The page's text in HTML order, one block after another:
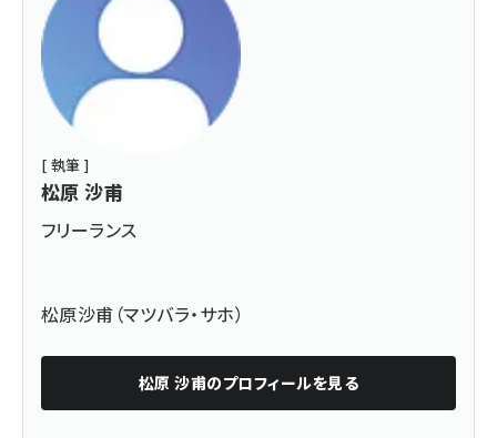
[ 執筆 ]
松原 沙甫
フリーランス
松原沙甫（マツバラ・サホ）
松原 沙甫のプロフィールを見る